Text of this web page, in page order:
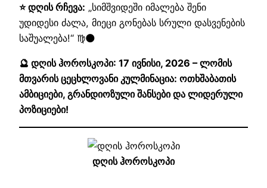
⭐ დღის რჩევა: „სიმშვიდეში იმალება შენი
უდიდესი ძალა, მიეცი გონებას სრული დასვენების
საშუალება!“ ♍🌑
🔮 დღის ჰოროსკოპი: 17 ივნისი, 2026 – ლომის
მთვარის ცეცხლოვანი კულმინაცია: ოთხშაბათის
ამბიციები, გრანდიოზული შანსები და ლიდერული
პოზიციები!
დღის ჰოროსკოპი